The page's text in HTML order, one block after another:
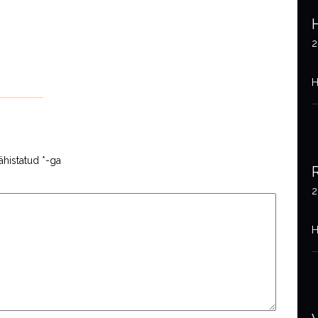
*-ga